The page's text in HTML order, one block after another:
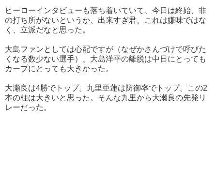
ヒーローインタビューも落ち着いていて、今日は終始、非
の打ち所がないというか、出来すぎ君。これは嫌味ではな
く、立派だなと思った。
大島ファンとしては心配ですが（なぜかさんづけで呼びた
くなる数少ない選手）、大島洋平の離脱は中日にとっても
カープにとっても大きかった。
大瀬良は4勝でトップ。九里亜蓮は防御率でトップ。この2
本の柱は大きいと思った。そんな九里から大瀬良の先発リ
レーだった。